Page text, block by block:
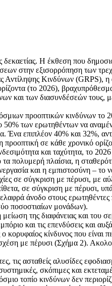
Η έκθεση που
στην εξισορρόπηση των
Κινδύνων (GRPS),
(το 2026),
και των διασυνδέσεών τους,
προοπτικών κινδύνων το
των ερωτηθέντων να
επιπλέον 40% και 32%,
σε κάθε χρονικό
και ταχύτητα, το
πολυμερή πλαίσια, η
και η εμπιστοσύνη – το
σε σύγκριση με πέρυσι, με
σε σύγκριση με πέρυσι,
άνοδο στους
ποσοστιαίων μονάδων).
της διαφάνειας και του
και τις επενδύσεις και
κίνδυνος που είναι
με πέρυσι (Σχήμα 2).
τις ασταθείς αλυσίδες
σκόπιμες και
τοπίο κινδύνων δεν